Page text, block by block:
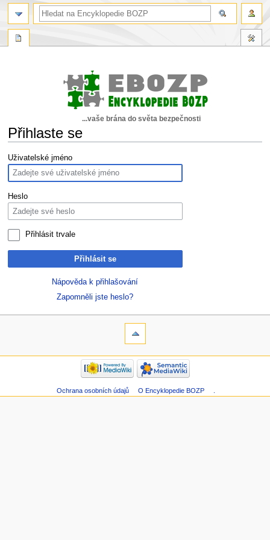
...vaše brána do světa bezpečnosti
Přihlaste se
Skočit
na
navigaci
Skočit
na
vyhledávání
Uživatelské jméno
Heslo
Přihlásit trvale
Přihlásit se
Nápověda k přihlašování
Zapomněli jste heslo?
Ochrana osobních údajů O Encyklopedie BOZP